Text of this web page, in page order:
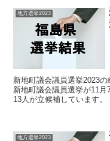
地方選挙2023
新地町議会議員選挙2023
新地町議会議員選挙が11
13人が立候補しています。
地方選挙2023